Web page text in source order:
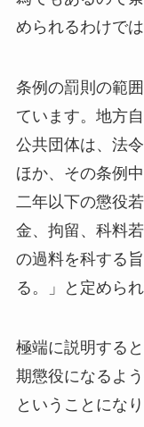
められるわけでは
条例の罰則の範
ています。地方
公共団体は、法
ほか、その条例
二年以下の懲役
金、拘留、科料
の過料を科する
る。」と定められ
極端に説明する
期懲役になるよ
ということになり